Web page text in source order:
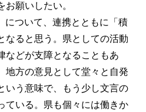
お願いしたい。
について、連携とともに「積
なると思う。県としての活動
などが支障となることもあ
地方の意見として堂々と自発
いう意味で、もう少し文言の
ている。県も個々には働きか